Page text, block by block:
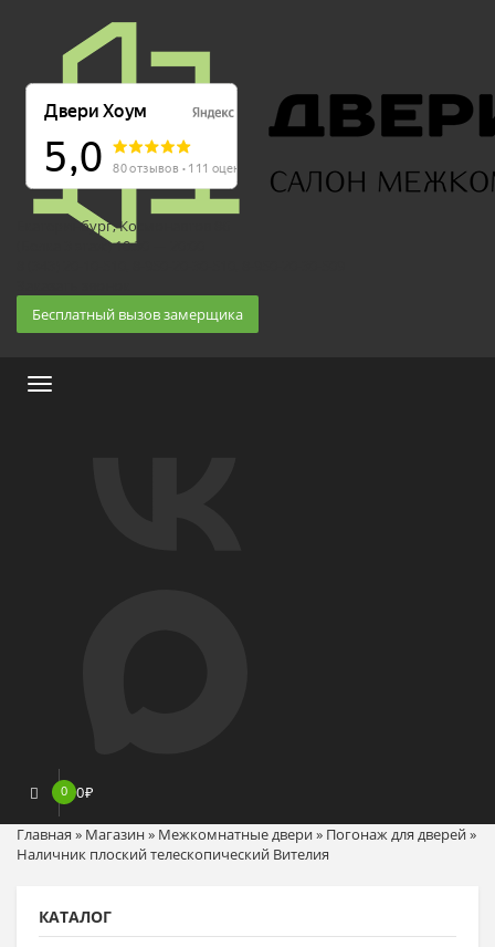
Екатеринбург, Космонавтов 86
(Белка 3 этаж) 10:30 — 20:00
Бесплатный вызов замерщика
Меню
0 0₽
Главная » Магазин» Межкомнатные двери» Погонаж для дверей»
Наличник плоский телескопический Вителия
КАТАЛОГ